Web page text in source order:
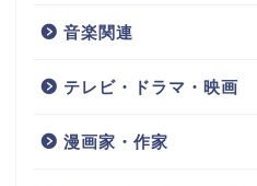
音楽関連
テレビ・ドラマ・映画
漫画家・作家